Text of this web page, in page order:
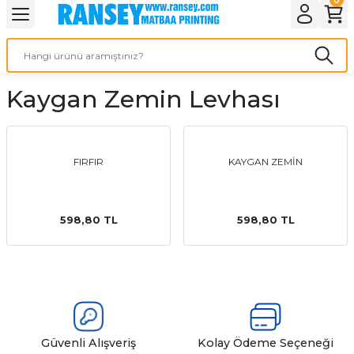
Geri Dön
Geri Dön
Geri Dön
Geri Dön
Ürünleri
Geri Dön
Geri Dön
Geri Dön
Kaygan Zemin Levhası
FIRFIR
598,80 TL
KAYGAN ZEMİN
598,80 TL
Güvenli Alışveriş Kolay Ödeme Seçeneği